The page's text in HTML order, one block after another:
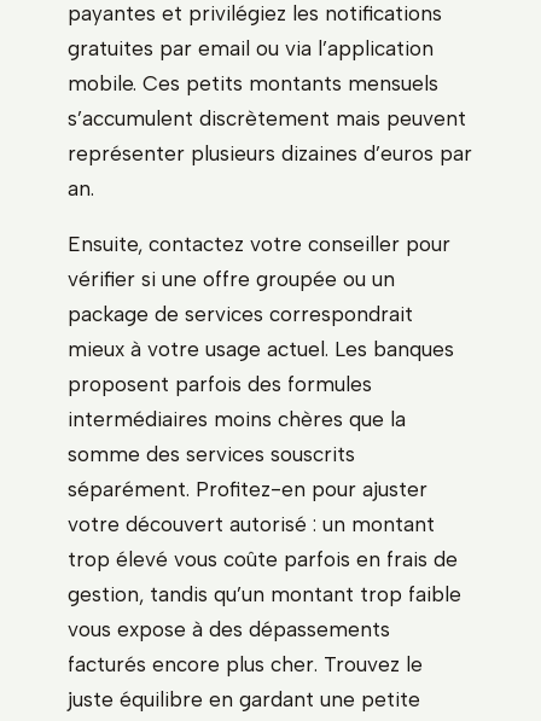
payantes et privilégiez les notifications
gratuites par email ou via l’application
mobile. Ces petits montants mensuels
s’accumulent discrètement mais peuvent
représenter plusieurs dizaines d’euros par
an.
Ensuite, contactez votre conseiller pour
vérifier si une offre groupée ou un
package de services correspondrait
mieux à votre usage actuel. Les banques
proposent parfois des formules
intermédiaires moins chères que la
somme des services souscrits
séparément. Profitez-en pour ajuster
votre découvert autorisé : un montant
trop élevé vous coûte parfois en frais de
gestion, tandis qu’un montant trop faible
vous expose à des dépassements
facturés encore plus cher. Trouvez le
juste équilibre en gardant une petite